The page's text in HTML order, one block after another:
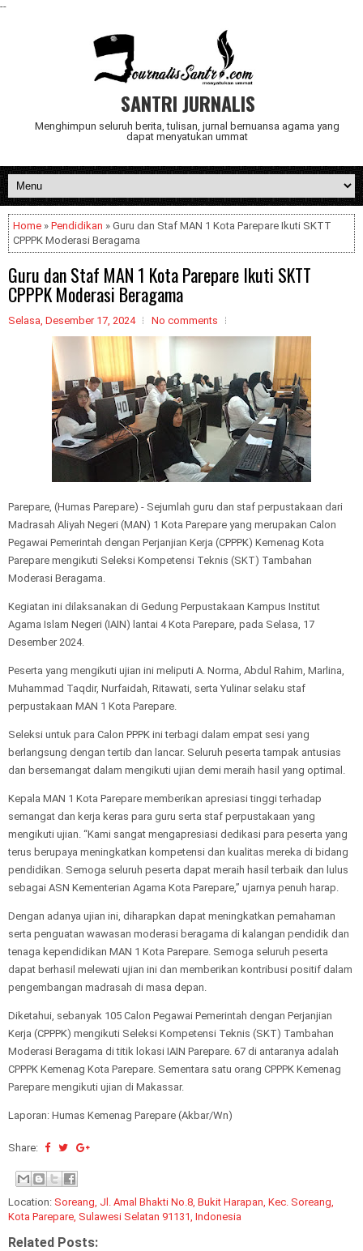
--
SANTRI JURNALIS
Menghimpun seluruh berita, tulisan, jurnal bernuansa agama yang
dapat menyatukan ummat
Home » Pendidikan » Guru dan Staf MAN 1 Kota Parepare Ikuti SKTT
CPPPK Moderasi Beragama
Guru dan Staf MAN 1 Kota Parepare Ikuti SKTT
CPPPK Moderasi Beragama
Selasa, Desember 17, 2024 No comments
Parepare, (Humas Parepare) - Sejumlah guru dan staf perpustakaan dari
Madrasah Aliyah Negeri (MAN) 1 Kota Parepare yang merupakan Calon
Pegawai Pemerintah dengan Perjanjian Kerja (CPPPK) Kemenag Kota
Parepare mengikuti Seleksi Kompetensi Teknis (SKT) Tambahan
Moderasi Beragama.
Kegiatan ini dilaksanakan di Gedung Perpustakaan Kampus Institut
Agama Islam Negeri (IAIN) lantai 4 Kota Parepare, pada Selasa, 17
Desember 2024.
Peserta yang mengikuti ujian ini meliputi A. Norma, Abdul Rahim, Marlina,
Muhammad Taqdir, Nurfaidah, Ritawati, serta Yulinar selaku staf
perpustakaan MAN 1 Kota Parepare.
Seleksi untuk para Calon PPPK ini terbagi dalam empat sesi yang
berlangsung dengan tertib dan lancar. Seluruh peserta tampak antusias
dan bersemangat dalam mengikuti ujian demi meraih hasil yang optimal.
Kepala MAN 1 Kota Parepare memberikan apresiasi tinggi terhadap
semangat dan kerja keras para guru serta staf perpustakaan yang
mengikuti ujian. “Kami sangat mengapresiasi dedikasi para peserta yang
terus berupaya meningkatkan kompetensi dan kualitas mereka di bidang
pendidikan. Semoga seluruh peserta dapat meraih hasil terbaik dan lulus
sebagai ASN Kementerian Agama Kota Parepare,” ujarnya penuh harap.
Dengan adanya ujian ini, diharapkan dapat meningkatkan pemahaman
serta penguatan wawasan moderasi beragama di kalangan pendidik dan
tenaga kependidikan MAN 1 Kota Parepare. Semoga seluruh peserta
dapat berhasil melewati ujian ini dan memberikan kontribusi positif dalam
pengembangan madrasah di masa depan.
Diketahui, sebanyak 105 Calon Pegawai Pemerintah dengan Perjanjian
Kerja (CPPPK) mengikuti Seleksi Kompetensi Teknis (SKT) Tambahan
Moderasi Beragama di titik lokasi IAIN Parepare. 67 di antaranya adalah
CPPPK Kemenag Kota Parepare. Sementara satu orang CPPPK Kemenag
Parepare mengikuti ujian di Makassar.
Laporan: Humas Kemenag Parepare (Akbar/Wn)
Share:
Location: Soreang, Jl. Amal Bhakti No.8, Bukit Harapan, Kec. Soreang,
Kota Parepare, Sulawesi Selatan 91131, Indonesia
Related Posts: